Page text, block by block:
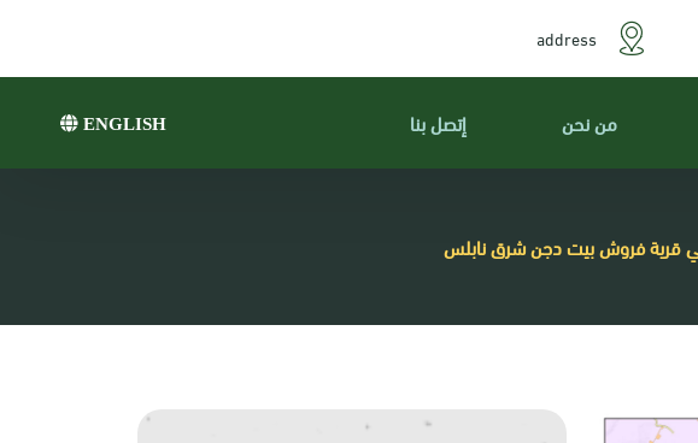
address
من نحن إتصل بنا ENGLISH
في قرية فروش بيت دجن شرق نابلس